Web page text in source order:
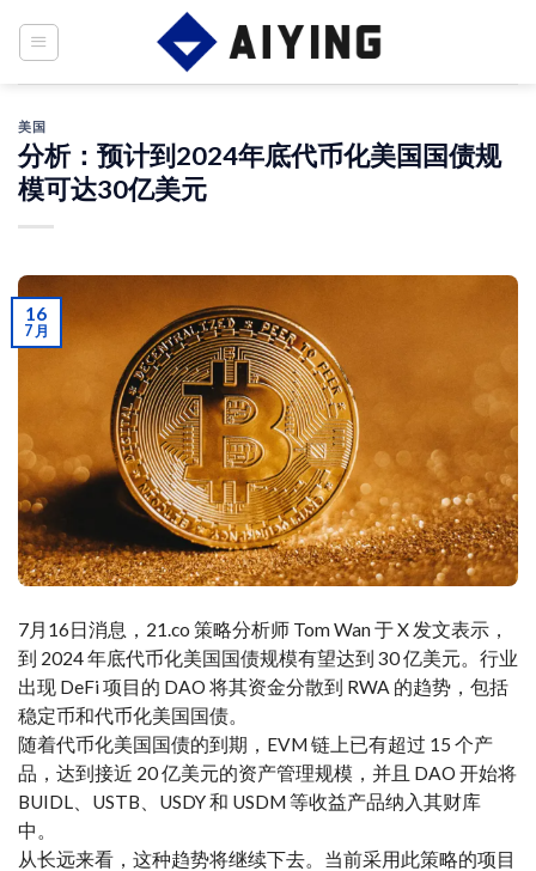
美国
分析：预计到2024年底代币化美国国债规
模可达30亿美元
16
7 月
7月16日消息，21.co 策略分析师 Tom Wan 于 X 发文表示，
到 2024 年底代币化美国国债规模有望达到 30 亿美元。行业
出现 DeFi 项目的 DAO 将其资金分散到 RWA 的趋势，包括
稳定币和代币化美国国债。
随着代币化美国国债的到期，EVM 链上已有超过 15 个产
品，达到接近 20 亿美元的资产管理规模，并且 DAO 开始将
BUIDL、USTB、USDY 和 USDM 等收益产品纳入其财库
中。
从长远来看，这种趋势将继续下去。当前采用此策略的项目